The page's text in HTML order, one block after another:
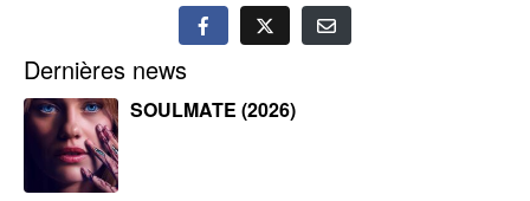
Dernières news
SOULMATE (2026)